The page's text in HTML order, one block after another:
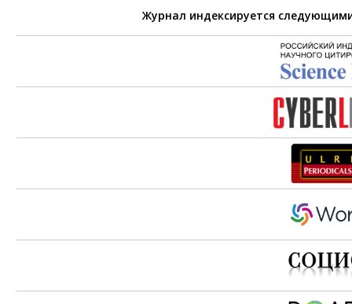
Журнал индексируется